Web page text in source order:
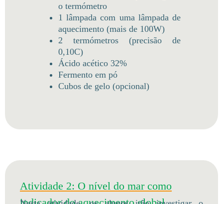
o termómetro
1 lâmpada com uma lâmpada de
aquecimento (mais de 100W)
2 termómetros (precisão de
0,10C)
Ácido acético 32%
Fermento em pó
Cubos de gelo (opcional)
Atividade 2: O nível do mar como